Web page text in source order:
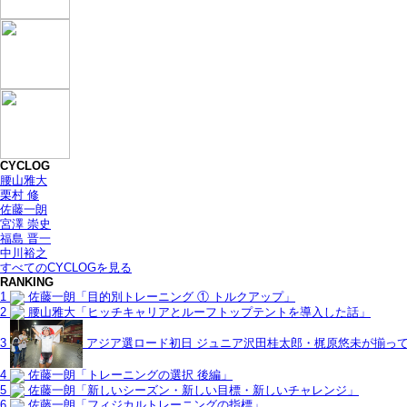
CYCLOG
腰山雅大
栗村 修
佐藤一朗
宮澤 崇史
福島 晋一
中川裕之
すべてのCYCLOGを見る
RANKING
1
佐藤一朗「目的別トレーニング ① トルクアップ」
2
腰山雅大「ヒッチキャリアとルーフトップテントを導入した話」
3 アジア選ロード初日 ジュニア沢田桂太郎・梶原悠未が揃っ
4
佐藤一朗「トレーニングの選択 後編」
5
佐藤一朗「新しいシーズン・新しい目標・新しいチャレンジ」